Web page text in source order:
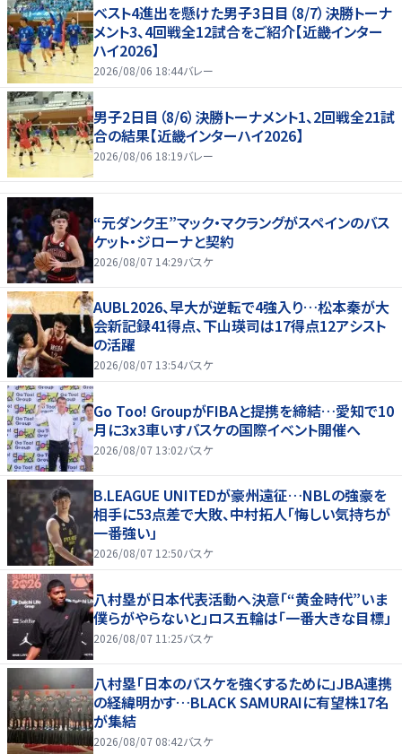
ベスト4進出を懸けた男子3日目（8/7）決勝トーナ
メント3、4回戦全12試合をご紹介【近畿インター
ハイ2026】
2026/08/06 18:44バレー
男子2日目（8/6）決勝トーナメント1、2回戦全21試
合の結果【近畿インターハイ2026】
2026/08/06 18:19バレー
“元ダンク王”マック・マクラングがスペインのバス
ケット・ジローナと契約
2026/08/07 14:29バスケ
AUBL2026、早大が逆転で4強入り…松本秦が大
会新記録41得点、下山瑛司は17得点12アシスト
の活躍
2026/08/07 13:54バスケ
Go Too! GroupがFIBAと提携を締結…愛知で10
月に3x3車いすバスケの国際イベント開催へ
2026/08/07 13:02バスケ
B.LEAGUE UNITEDが豪州遠征…NBLの強豪を
相手に53点差で大敗、中村拓人「悔しい気持ちが
一番強い」
2026/08/07 12:50バスケ
八村塁が日本代表活動へ決意「“黄金時代”いま
僕らがやらないと」ロス五輪は「一番大きな目標」
2026/08/07 11:25バスケ
八村塁「日本のバスケを強くするために」JBA連携
の経緯明かす…BLACK SAMURAIに有望株17名
が集結
2026/08/07 08:42バスケ